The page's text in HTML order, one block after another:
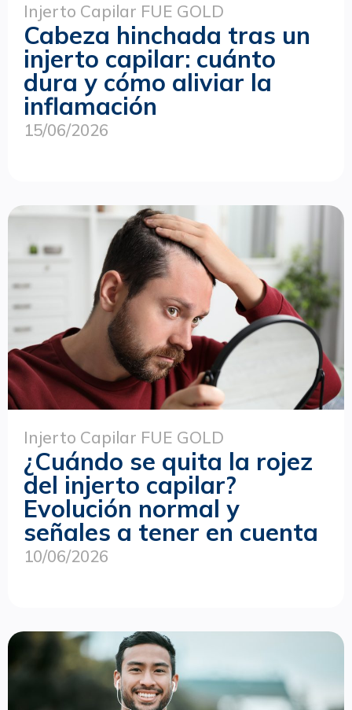
Injerto Capilar FUE GOLD
Cabeza hinchada tras un
injerto capilar: cuánto
dura y cómo aliviar la
inflamación
15/06/2026
Injerto Capilar FUE GOLD
¿Cuándo se quita la rojez
del injerto capilar?
Evolución normal y
señales a tener en cuenta
10/06/2026